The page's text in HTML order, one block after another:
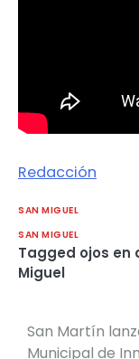
Redacción
SAN MIGUEL
SAN MIGUEL
Tagged ojos en
Miguel
San Martín
Municipal de